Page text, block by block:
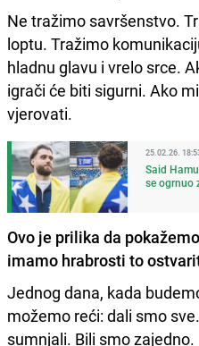
Ne tražimo savršenstvo.
loptu. Tražimo
hladnu glavu i vrelo srce.
igrači će biti sigurni. Ako
vjerovati.
25.02.26.
Said
Ovo je prilika da
imamo hrabrosti to
Jednog dana, kada
možemo reći: dali smo
sumnjali. Bili smo zajedno.